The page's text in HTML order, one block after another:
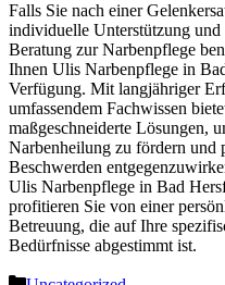
Falls Sie nach einer
individuelle Unterstützung und
Beratung zur Narbenpflege
Ihnen Ulis Narbenpflege in
Verfügung. Mit langjähriger
umfassendem Fachwissen
maßgeschneiderte Lösungen,
Narbenheilung zu fördern und
Beschwerden
Ulis Narbenpflege in Bad
profitieren Sie von einer
Betreuung, die auf Ihre
Bedürfnisse abgestimmt ist.